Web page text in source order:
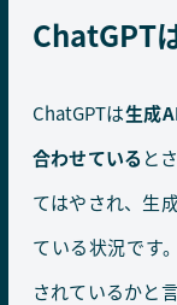
ChatGPT
ChatGPTは生成
合わせている と
てはやされ、生
ている状況です
されているかと